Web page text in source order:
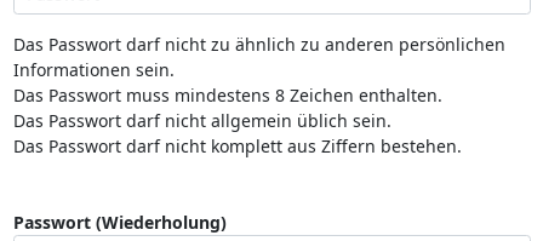
Das Passwort darf nicht zu ähnlich zu anderen persönlichen
Informationen sein.
Das Passwort muss mindestens 8 Zeichen enthalten.
Das Passwort darf nicht allgemein üblich sein.
Das Passwort darf nicht komplett aus Ziffern bestehen.
Passwort (Wiederholung)